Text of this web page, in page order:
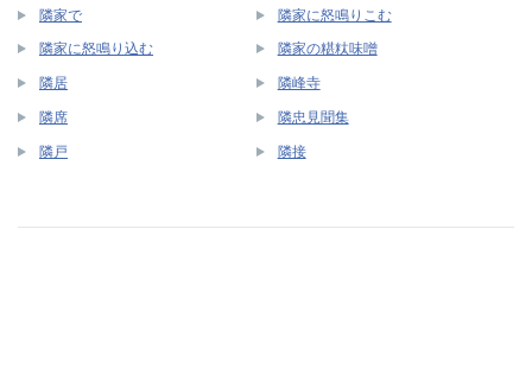
隣家で 隣家に怒鳴りこむ
隣家に怒鳴り込む 隣家の糂粏味噌
隣居 隣峰寺
隣席 隣忠見聞集
隣戸 隣接